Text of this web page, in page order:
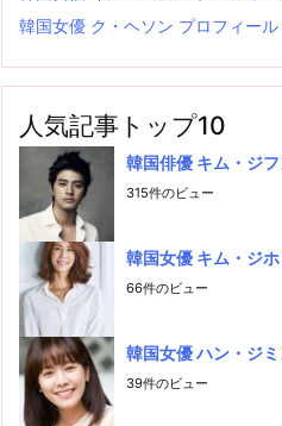
韓国女優 ク・ヘソン プロフィール
人気記事トップ10
韓国俳優 キム・ジ
315件のビュー
韓国女優 キム・ジ
66件のビュー
韓国女優 ハン・ジ
39件のビュー